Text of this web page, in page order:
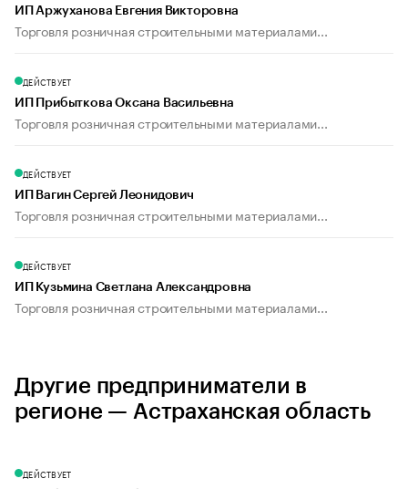
ИП Аржуханова Евгения Викторовна
Торговля розничная строительными материалами...
ДЕЙСТВУЕТ
ИП Прибыткова Оксана Васильевна
Торговля розничная строительными материалами...
ДЕЙСТВУЕТ
ИП Вагин Сергей Леонидович
Торговля розничная строительными материалами...
ДЕЙСТВУЕТ
ИП Кузьмина Светлана Александровна
Торговля розничная строительными материалами...
Другие предприниматели в
регионе — Астраханская область
ДЕЙСТВУЕТ